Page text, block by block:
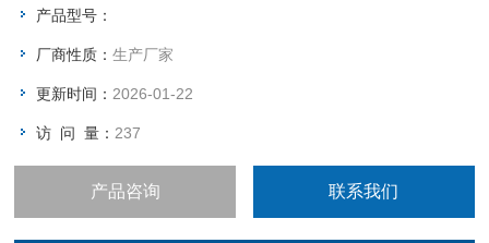
备、超声波声化学设备、超声缝纫设备、超声波声强测量仪等。
产品型号：
厂商性质：生产厂家
更新时间： 2026-01-22
访 问 量： 237
产品咨询 联系我们